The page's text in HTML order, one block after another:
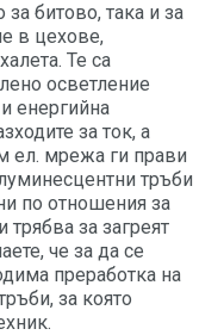
битово, така и за
в цехове,
Те са
осветление
енергийна
за ток, а
ел. мрежа ги прави
тръби
по отношения за
трябва за загреят
че за да се
преработка на
за която